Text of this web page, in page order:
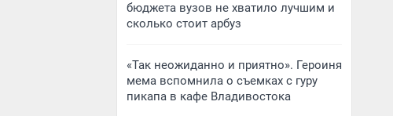
бюджета вузов не хватило лучшим и
сколько стоит арбуз
«Так неожиданно и приятно». Героиня
мема вспомнила о съемках с гуру
пикапа в кафе Владивостока